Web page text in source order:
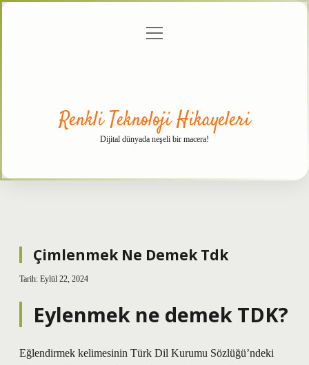
menüyü
Renkli Teknoloji Hikayeleri
Dijital dünyada neşeli bir macera!
Çimlenmek Ne Demek Tdk
Tarih: Eylül 22, 2024
Eylenmek ne demek TDK?
Eğlendirmek kelimesinin Türk Dil Kurumu Sözlüğü’ndeki